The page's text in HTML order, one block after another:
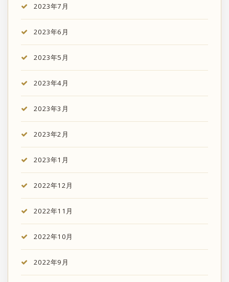
2023年7月
2023年6月
2023年5月
2023年4月
2023年3月
2023年2月
2023年1月
2022年12月
2022年11月
2022年10月
2022年9月